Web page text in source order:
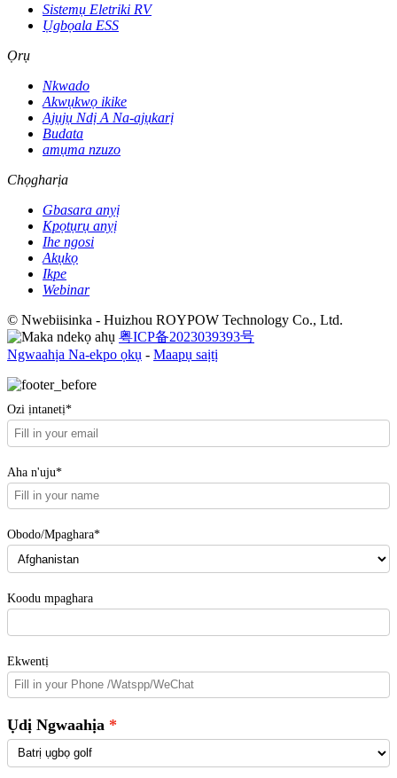
Sistemụ Eletriki RV
Ụgbọala ESS
Ọrụ
Nkwado
Akwụkwọ ikike
Ajụjụ Ndị A Na-ajụkarị
Budata
amụma nzuzo
Chọgharịa
Gbasara anyị
Kpọtụrụ anyị
Ihe ngosi
Akụkọ
Ikpe
Webinar
© Nwebiisinka - Huizhou ROYPOW Technology Co., Ltd.
粤ICP备2023039393号
Ngwaahịa Na-ekpo ọkụ - Maapụ saịtị
Ozi ịntanetị*
Aha n'uju*
Obodo/Mpaghara*
Koodu mpaghara
Ekwentị
Ụdị Ngwaahịa